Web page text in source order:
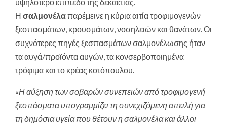
Η σαλμονέλαπαρέμεινε η κύρια αιτία τροφιμογενών
ξεσπασμάτων, κρουσμάτων, νοσηλειών και θανάτων. Οι
συχνότερες πηγές ξεσπασμάτων σαλμονέλωσης ήταν
τα αυγά/προϊόντα αυγών, τα κονσερβοποιημένα
τρόφιμα και το κρέας κοτόπουλου.
«Η αύξηση των σοβαρών συνεπειών από τροφιμογενή
ξεσπάσματα υπογραμμίζει τη συνεχιζόμενη απειλή για
τη δημόσια υγεία που θέτουν η σαλμονέλα και άλλοι